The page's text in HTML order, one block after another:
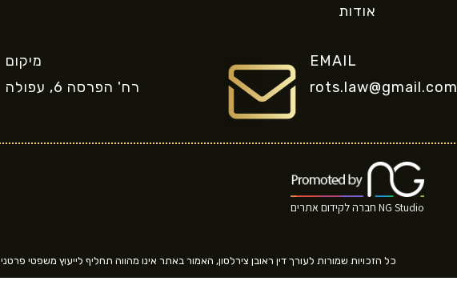
אודות
EMAIL
rots.law@gmail.com
מיקום
רח' הפרסה 6, עפולה
NG Studio חברה לקידום אתרים
כל הזכויות שמורות לעורך דין ראובן צירלסון, האמור באתר אינו מהווה תחליף לייעוץ משפטי פרטני.